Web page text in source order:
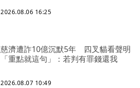
2026.08.06 16:25
慈濟遭詐10億沉默5年 四叉貓看聲明
「重點就這句」：若判有罪錢還我
2026.08.07 10:49